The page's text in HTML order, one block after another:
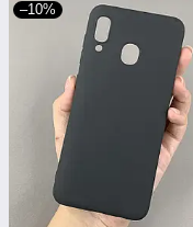
–10%